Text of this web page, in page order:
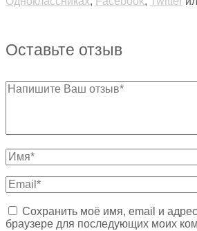
Оставьте отзыв
Сохранить моё имя, email и
браузере для последующих моих